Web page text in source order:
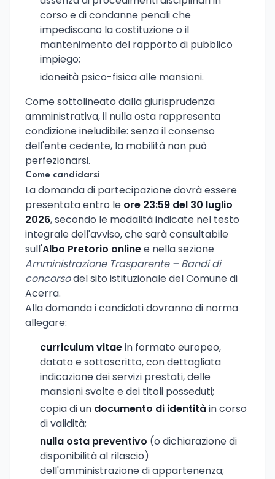
corso e di condanne penali che
impediscano la costituzione o il
mantenimento del rapporto di pubblico
impiego;
idoneità psico-fisica alle mansioni.
Come sottolineato dalla giurisprudenza
amministrativa, il nulla osta rappresenta
condizione ineludibile: senza il consenso
dell'ente cedente, la mobilità non può
perfezionarsi.
Come candidarsi
La domanda di partecipazione dovrà essere
presentata entro le ore 23:59 del 30 luglio
2026, secondo le modalità indicate nel testo
integrale dell'avviso, che sarà consultabile
sull'Albo Pretorio onlinee nella sezione
Amministrazione Trasparente – Bandi di
concorsodel sito istituzionale del Comune di
Acerra.
Alla domanda i candidati dovranno di norma
allegare:
curriculum vitaein formato europeo,
datato e sottoscritto, con dettagliata
indicazione dei servizi prestati, delle
mansioni svolte e dei titoli posseduti;
copia di un documento di identitàin corso
di validità;
nulla osta preventivo (o dichiarazione di
disponibilità al rilascio)
dell'amministrazione di appartenenza;